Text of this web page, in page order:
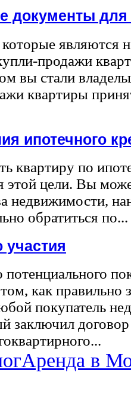
документы
являются
продажи
вы стали
квартиры
ипотечного
квартиру по
этой цели. Вы
недвижимости,
обратиться по...
участия
как правильно
покупатель
заключил
Аренда в